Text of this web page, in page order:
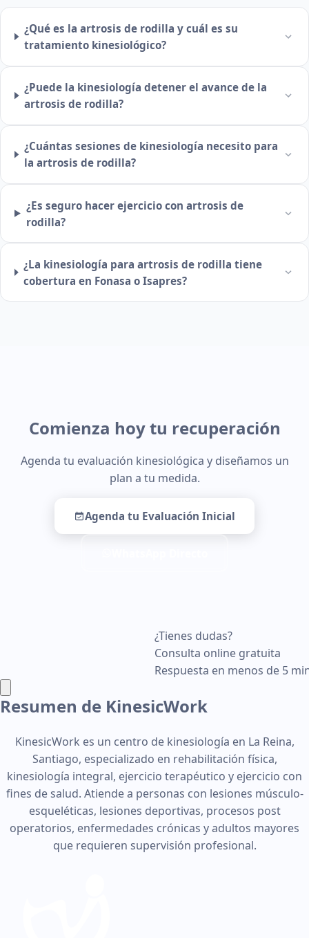
¿Qué es la artrosis de rodilla y cuál es su
tratamiento kinesiológico?
¿Puede la kinesiología detener el avance de la
artrosis de rodilla?
¿Cuántas sesiones de kinesiología necesito para
la artrosis de rodilla?
¿Es seguro hacer ejercicio con artrosis de
rodilla?
¿La kinesiología para artrosis de rodilla tiene
cobertura en Fonasa o Isapres?
Comienza hoy tu recuperación
Agenda tu evaluación kinesiológica y diseñamos un
plan a tu medida.
Agenda tu Evaluación Inicial
¿Tienes dudas?
Consulta online gratuita
Respuesta en menos de 5
Resumen de KinesicWork
KinesicWork es un centro de kinesiología en La Reina,
Santiago, especializado en rehabilitación física,
kinesiología integral, ejercicio terapéutico y ejercicio con
fines de salud. Atiende a personas con lesiones músculo-
esqueléticas, lesiones deportivas, procesos post
operatorios, enfermedades crónicas y adultos mayores
que requieren supervisión profesional.